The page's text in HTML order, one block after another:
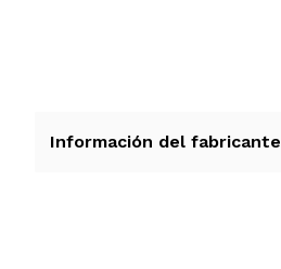
Información del fabricante